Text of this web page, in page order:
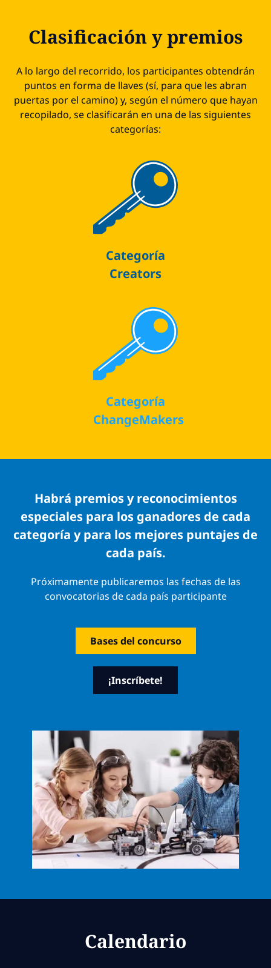
Clasificación y premios
A lo largo del recorrido, los participantes obtendrán
puntos en forma de llaves (sí, para que les abran
puertas por el camino) y, según el número que hayan
recopilado, se clasificarán en una de las siguientes
categorías:
Categoría
Creators
Categoría
ChangeMakers
Habrá premios y reconocimientos
especiales para los ganadores de cada
categoría y para los mejores puntajes de
cada país.
Próximamente publicaremos las fechas de las
convocatorias de cada país participante
Bases del concurso
¡Inscríbete!
Calendario